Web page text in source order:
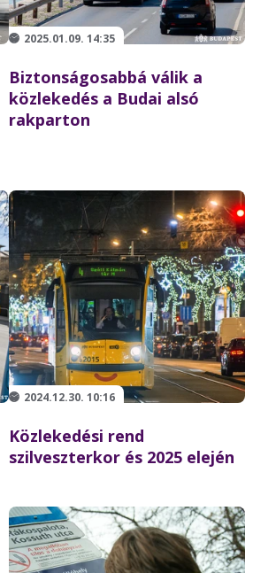
2025.01.09. 14:35
Biztonságosabbá válik a
közlekedés a Budai alsó
rakparton
2024.12.30. 10:16
Közlekedési rend
szilveszterkor és 2025 elején